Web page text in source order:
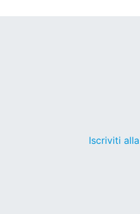
Iscriviti